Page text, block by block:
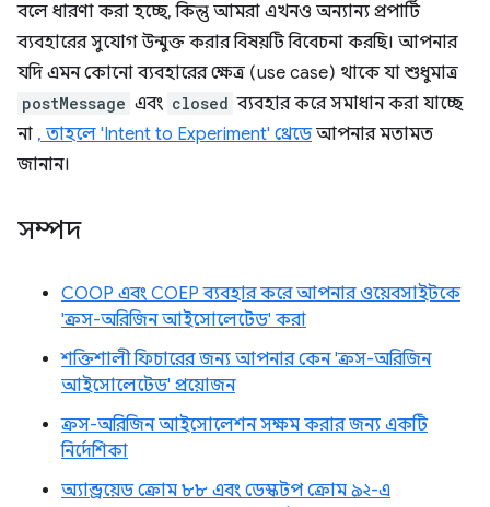
বলে ধারণা করা হচ্ছে, কিন্তু আমরা এখনও অন্যান্য প্রপার্টি
ব্যবহারের সুযোগ উন্মুক্ত করার বিষয়টি বিবেচনা করছি। আপনার
যদি এমন কোনো ব্যবহারের ক্ষেত্র (use case) থাকে যা শুধুমাত্র
postMessage এবং closed ব্যবহার করে সমাধান করা যাচ্ছে
না , তাহলে 'Intent to Experiment' থ্রেডেআপনার মতামত
জানান।
সম্পদ
COOP এবং COEP ব্যবহার করে আপনার ওয়েবসাইটকে
'ক্রস-অরিজিন আইসোলেটেড' করা
শক্তিশালী ফিচারের জন্য আপনার কেন 'ক্রস-অরিজিন
আইসোলেটেড' প্রয়োজন
ক্রস-অরিজিন আইসোলেশন সক্ষম করার জন্য একটি
নির্দেশিকা
অ্যান্ড্রয়েড ক্রোম ৮৮ এবং ডেস্কটপ ক্রোম ৯২-এ